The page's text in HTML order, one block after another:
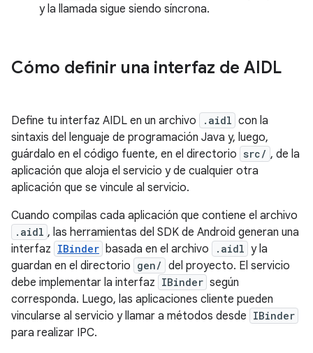
y la llamada sigue siendo síncrona.
Cómo definir una interfaz de AIDL
Define tu interfaz AIDL en un archivo .aidl con la
sintaxis del lenguaje de programación Java y, luego,
guárdalo en el código fuente, en el directorio src/ , de la
aplicación que aloja el servicio y de cualquier otra
aplicación que se vincule al servicio.
Cuando compilas cada aplicación que contiene el archivo
.aidl , las herramientas del SDK de Android generan una
interfaz IBinder basada en el archivo .aidl y la
guardan en el directorio gen/ del proyecto. El servicio
debe implementar la interfaz IBinder según
corresponda. Luego, las aplicaciones cliente pueden
vincularse al servicio y llamar a métodos desde IBinder
para realizar IPC.